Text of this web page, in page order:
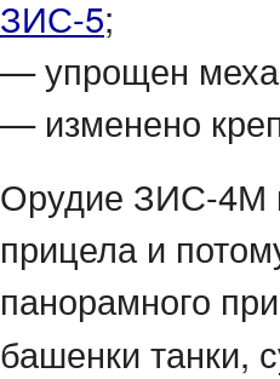
ЗИС-5;
— упрощен
— изменено
Орудие ЗИС-4М
прицела и
панорамного
башенки танки,